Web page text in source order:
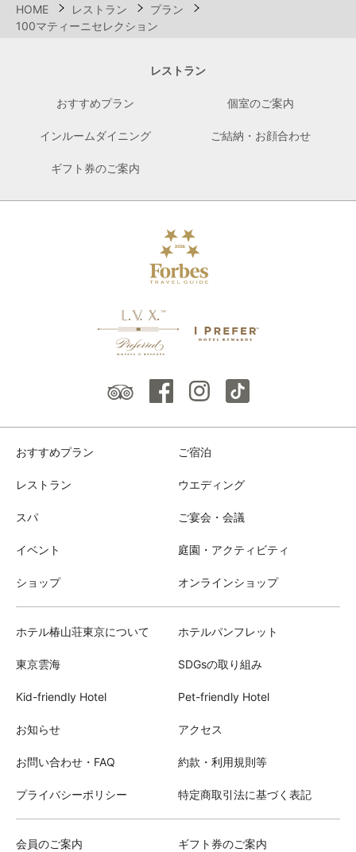
HOME レストラン
プラン
100マティーニセレクション
レストラン
おすすめプラン 個室のご案内
インルームダイニング ご結納・お顔合わせ
ギフト券のご案内
おすすめプラン ご宿泊
レストラン ウエディング
スパ ご宴会・会議
イベント 庭園・アクティビティ
ショップ オンラインショップ
ホテル椿山荘東京について ホテルパンフレット
東京雲海 SDGsの取り組み
Kid-friendly Hotel Pet-friendly Hotel
お知らせ アクセス
お問い合わせ・FAQ 約款・利用規則等
プライバシーポリシー 特定商取引法に基づく表記
会員のご案内 ギフト券のご案内